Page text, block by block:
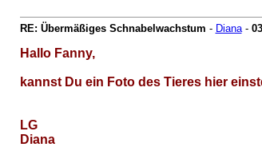
RE: Übermäßiges Schnabelwachstum - Diana-
Hallo Fanny,
kannst Du ein Foto des Tieres hier
LG
Diana